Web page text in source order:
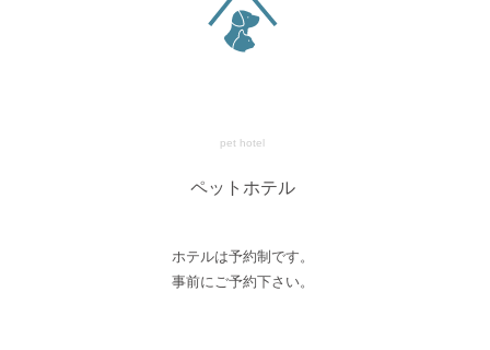
pet hotel
ペットホテル
ホテルは予約制です。
事前にご予約下さい。